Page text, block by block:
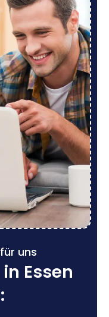
uns
Essen